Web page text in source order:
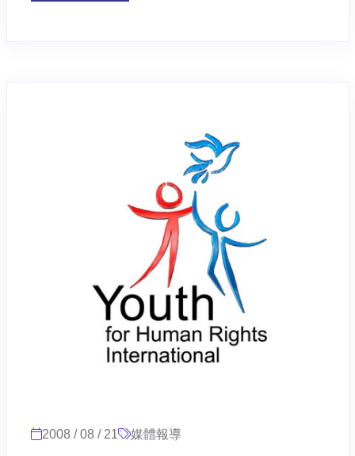
2008 / 08 / 21 媒體報導